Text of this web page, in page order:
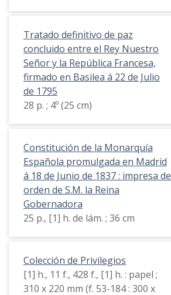
Tratado definitivo de paz
concluido entre el Rey Nuestro
Señor y la República Francesa,
firmado en Basilea á 22 de Julio
de 1795
28 p. ; 4º (25 cm)
Constitución de la Monarquía
Española promulgada en Madrid
á 18 de Junio de 1837 : impresa de
orden de S.M. la Reina
Gobernadora
25 p., [1] h. de lám. ; 36 cm
Colección de Privilegios
[1] h., 11 f., 428 f., [1] h. : papel ;
310 x 220 mm (f. 53-184 : 300 x